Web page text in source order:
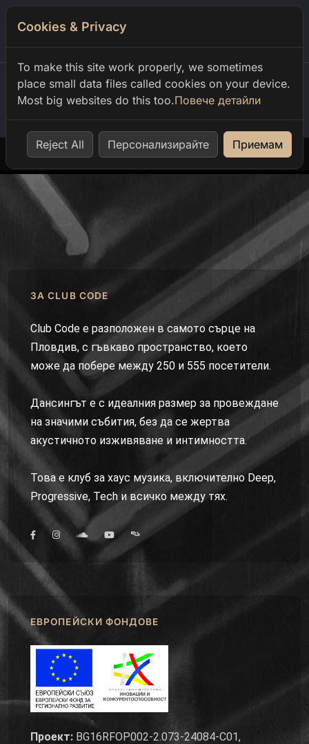
Home our events bash birthday emo riv
ЗА CLUB CODE
Club Code е разположен в самото сърце на
Пловдив, с гъвкаво пространство, което
може да побере между 250 и 555 посетители.
Дансингът е с идеалния размер за провеждане
на значими събития, без да се жертва
акустичното изживяване и интимността.
Това е клуб за хаус музика, включително Deep,
Progressive, Tech и всичко между тях.
ЕВРОПЕЙСКИ ФОНДОВЕ
Проект: BG16RFOP002-2.073-24084-C01,
Cookies & Privacy
To make this site work properly, we sometimes
place small data files called cookies on your device.
Most big websites do this too.Повече детайли
Reject All Персонализирайте Приемам